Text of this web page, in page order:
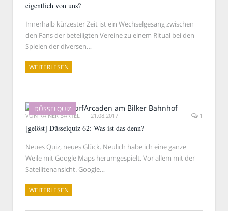
eigentlich von uns?
Innerhalb kürzester Zeit ist ein Wechselgesang zwischen
den Fans der beteiligten Vereine zu einem Ritual bei den
Spielen der diversen…
WEITERLESEN
DÜSSELQUIZ
VONRAINER BARTEL 21.08.2017 1
[gelöst] Düsselquiz 62: Was ist das denn?
Neues Quiz, neues Glück. Neulich habe ich eine ganze
Weile mit Google Maps herumgespielt. Vor allem mit der
Satellitenansicht. Google…
WEITERLESEN